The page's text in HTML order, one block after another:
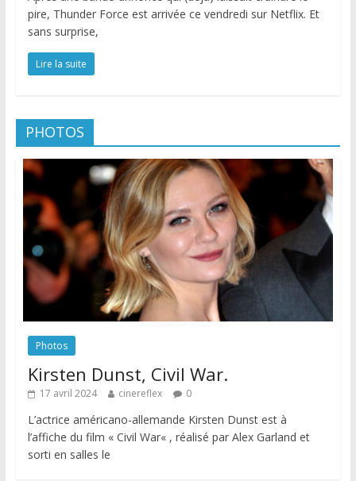
pire, Thunder Force est arrivée ce vendredi sur Netflix. Et
sans surprise,
Lire la suite
PHOTOS
Photos
Kirsten Dunst, Civil War.
17 avril 2024 cinereflex 0
L’actrice américano-allemande Kirsten Dunst est à
l’affiche du film « Civil War« , réalisé par Alex Garland et
sorti en salles le